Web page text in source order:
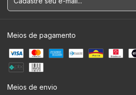
Meios de pagamento
Meios de envio